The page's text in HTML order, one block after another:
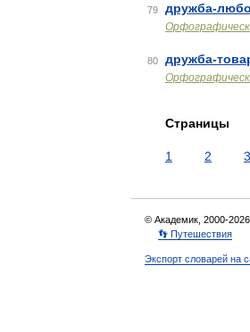
79 дружба-
80 дружба-
Страницы
1 2 3
© Академик, 2000-2026
👣 Путешествия
Экспорт словарей на